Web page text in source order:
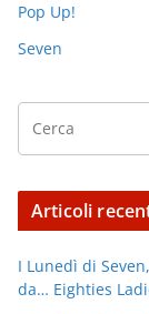
Pop Up!
Seven
Articoli
I Lunedì di
da… Eighties